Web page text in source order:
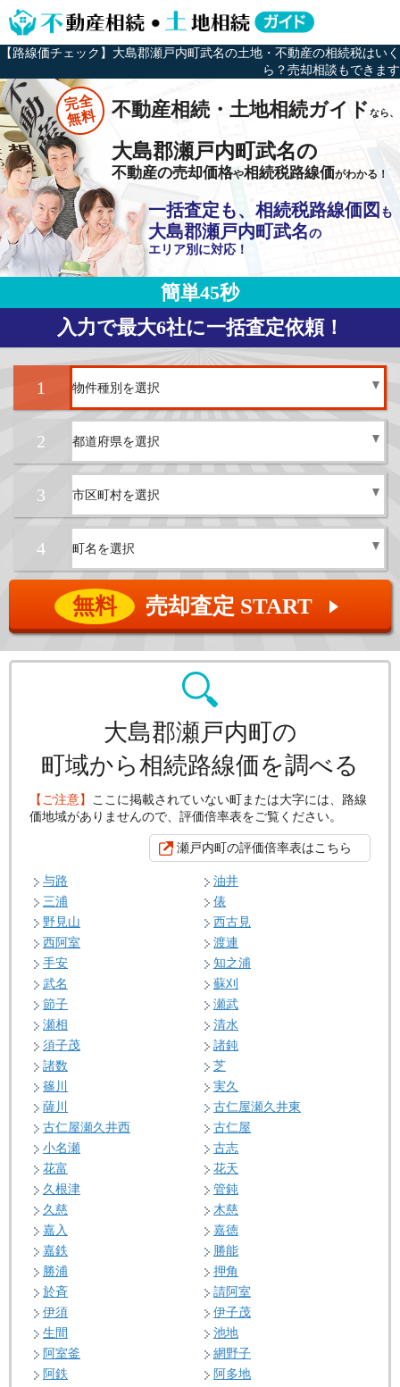
【路線価チェック】大島郡瀬戸内町武名の土地・不動産の相続税はいく
ら？売却相談もできます
完全
無料 不動産相続・土地相続ガイドなら、
大島郡瀬戸内町武名の
不動産の売却価格や相続税路線価がわかる！
一括査定も、相続税路線価図 も
大島郡瀬戸内町武名の
エリア別に対応！
簡単45秒
入力で最大6社に一括査定依頼！
1
2
3
4
無料 売却査定 START ▲
大島郡瀬戸内町の
町域から相続路線価を調べる
【ご注意】 ここに掲載されていない町または大字には、路線
価地域がありませんので、評価倍率表をご覧ください。
瀬戸内町の評価倍率表はこちら
与路
油井
三浦
俵
野見山
西古見
西阿室
渡連
手安
知之浦
武名
蘇刈
節子
瀬武
瀬相
清水
須子茂
諸鈍
諸数
芝
篠川
実久
薩川
古仁屋瀬久井東
古仁屋瀬久井西
古仁屋
小名瀬
古志
花富
花天
久根津
管鈍
久慈
木慈
嘉入
嘉徳
嘉鉄
勝能
勝浦
押角
於斉
請阿室
伊須
伊子茂
生間
池地
阿室釜
網野子
阿鉄
阿多地